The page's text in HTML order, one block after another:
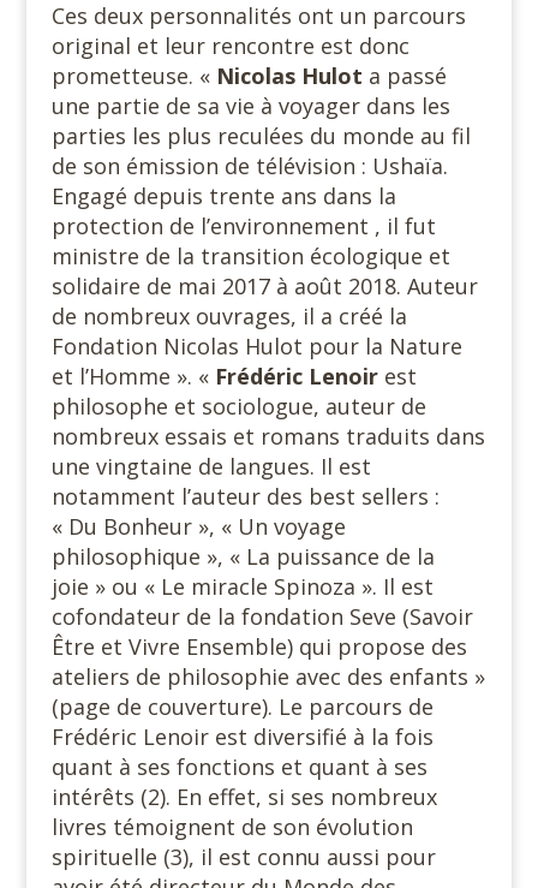
Ces deux personnalités ont un parcours
original et leur rencontre est donc
prometteuse. « Nicolas Hulot a passé
une partie de sa vie à voyager dans les
parties les plus reculées du monde au fil
de son émission de télévision : Ushaïa.
Engagé depuis trente ans dans la
protection de l’environnement , il fut
ministre de la transition écologique et
solidaire de mai 2017 à août 2018. Auteur
de nombreux ouvrages, il a créé la
Fondation Nicolas Hulot pour la Nature
et l’Homme ». « Frédéric Lenoirest
philosophe et sociologue, auteur de
nombreux essais et romans traduits dans
une vingtaine de langues. Il est
notamment l’auteur des best sellers :
« Du Bonheur », « Un voyage
philosophique », « La puissance de la
joie » ou « Le miracle Spinoza ». Il est
cofondateur de la fondation Seve (Savoir
Être et Vivre Ensemble) qui propose des
ateliers de philosophie avec des enfants »
(page de couverture). Le parcours de
Frédéric Lenoir est diversifié à la fois
quant à ses fonctions et quant à ses
intérêts (2). En effet, si ses nombreux
livres témoignent de son évolution
spirituelle (3), il est connu aussi pour